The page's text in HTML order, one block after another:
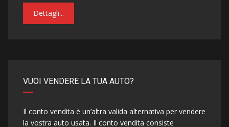
Dettagli...
VUOI VENDERE LA TUA AUTO?
Il conto vendita è un’altra valida alternativa per vendere
la vostra auto usata. Il conto vendita consiste